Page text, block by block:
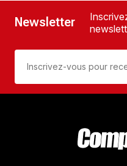
Newsletter